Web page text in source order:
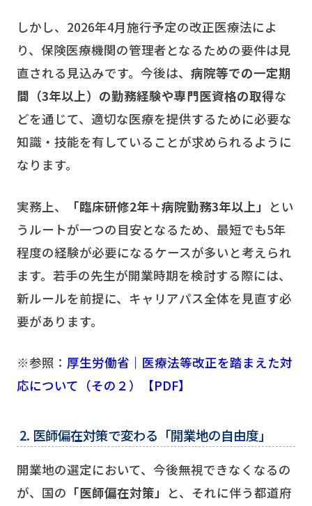
しかし、2026年4月施行予定の改正医療法によ
り、保険医療機関の管理者となるための要件は見
直される見込みです。今後は、 病院等での一定期
間（3年以上）の勤務経験や専門医資格の取得な
どを通じて、適切な医療を提供するために必要な
知識・技能を有していることが求められるように
なります。
実務上、 「臨床研修2年＋病院勤務3年以上」 とい
うルートが一つの目安となるため、最短でも5年
程度の経験が必要になるケースが多いと考えられ
ます。若手の先生が開業時期を検討する際には、
新ルールを前提に、キャリアパス全体を見直す必
要があります。
※参照： 厚生労働省｜医療法等改正を踏まえた対
応について（その２）【PDF】
2. 医師偏在対策で変わる「開業地の自由度」
開業地の選定において、今後無視できなくなるの
が、国の 「医師偏在対策」 と、それに伴う都道府